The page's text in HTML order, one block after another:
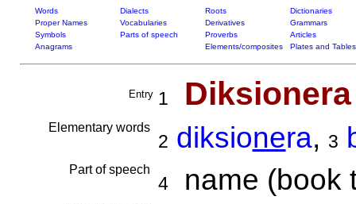
Words Dialects Roots
Dictionaries
Proper Names
Vocabularies Derivatives
Grammars
Symbols
Parts of speech Proverbs
Articles
Anagrams
Elements/composites Plates and Tables
Entry 1
Elementary words
2 diksionera, 3
Part of speech
4name (book